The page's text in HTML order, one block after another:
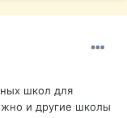
школ для
и другие школы